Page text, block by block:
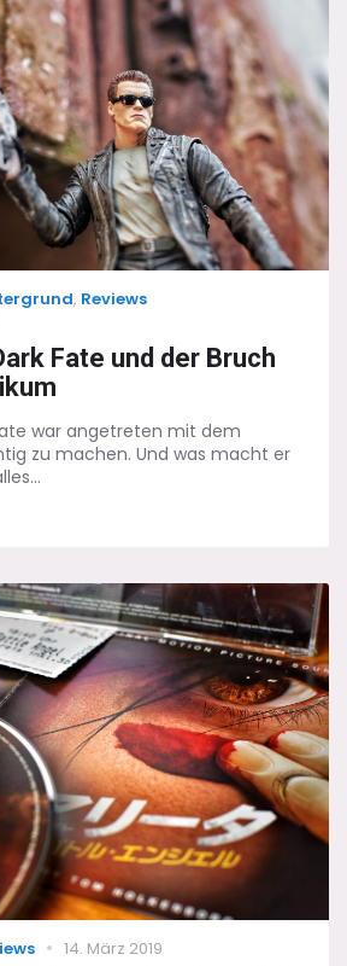
, Reviews
Fate und der Bruch
war angetreten mit dem
zu machen. Und was macht er
Posted
14. März 2019